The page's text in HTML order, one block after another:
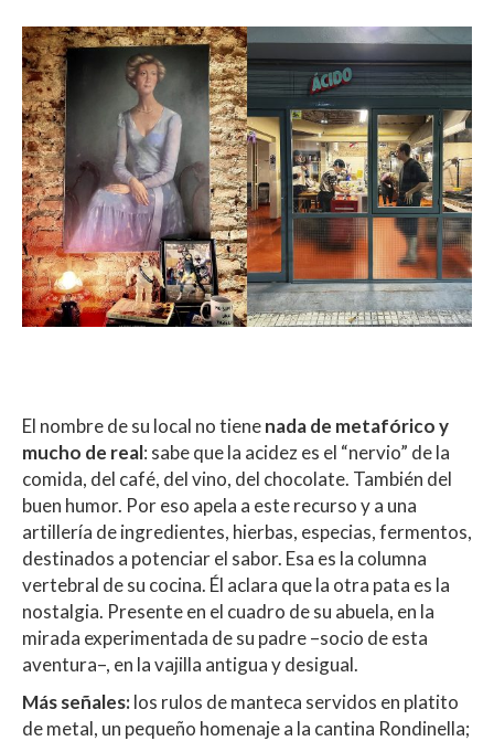
El nombre de su local no tienenada de metafórico y
mucho de real: sabe que la acidez es el “nervio” de la
comida, del café, del vino, del chocolate. También del
buen humor. Por eso apela a este recurso y a una
artillería de ingredientes, hierbas, especias, fermentos,
destinados a potenciar el sabor. Esa es la columna
vertebral de su cocina. Él aclara que la otra pata es la
nostalgia. Presente en el cuadro de su abuela, en la
mirada experimentada de su padre –socio de esta
aventura–, en la vajilla antigua y desigual.
Más señales:los rulos de manteca servidos en platito
de metal, un pequeño homenaje a la cantina Rondinella;